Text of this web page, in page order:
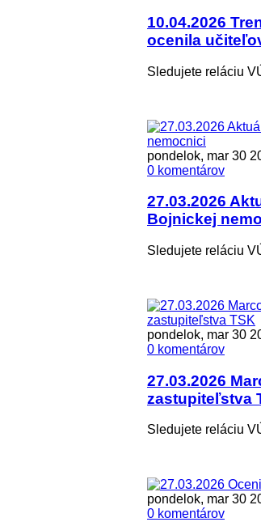
10.04.2026
ocenila
Sledujete reláciu
pondelok, mar 30
0 komentárov
27.03.2026
Bojnickej
Sledujete reláciu
pondelok, mar 30
0 komentárov
27.03.2026
zastupiteľstva
Sledujete reláciu
pondelok, mar 30
0 komentárov